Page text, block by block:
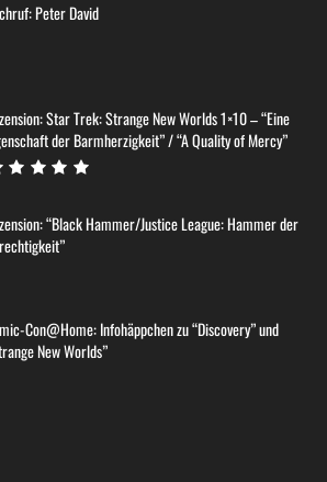
Peter David
Star Trek: Strange New Worlds 1×10 – “Eine
der Barmherzigkeit” / “A Quality of Mercy”
“Black Hammer/Justice League: Hammer der
Con@Home: Infohäppchen zu “Discovery” und
New Worlds”